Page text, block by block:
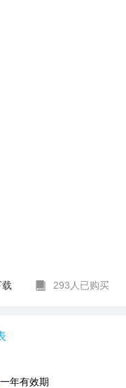
293人已购买
一年有效期